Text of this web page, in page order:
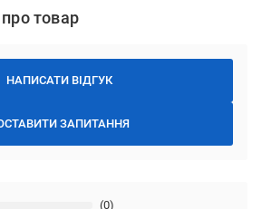
товар
НАПИСАТИ ВІДГУК
ЗАПИТАННЯ
(0)